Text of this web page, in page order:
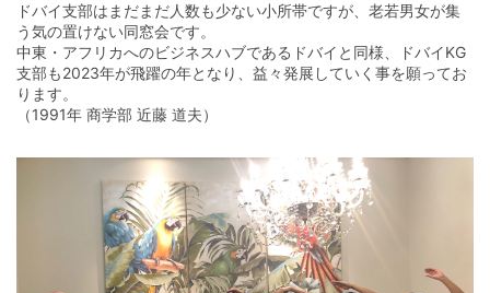
ドバイ支部はまだまだ人数も少ない小所帯ですが、老若男女が集
う気の置けない同窓会です。
中東・アフリカへのビジネスハブであるドバイと同様、ドバイKG
支部も2023年が飛躍の年となり、益々発展していく事を願ってお
ります。
（1991年 商学部 近藤 道夫）